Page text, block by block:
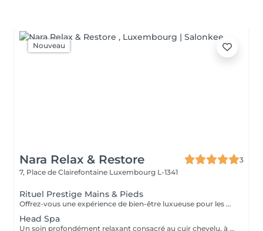
Nouveau
Nara Relax & Restore
3
7, Place de Clairefontaine Luxembourg L-1341
Rituel Prestige Mains & Pieds
Offrez-vous une expérience de bien-être luxueuse pour les mains et les pieds, conçue pour laisser votre peau douce, nourrie et parfaitement revitalisée. Soin des Pieds (45 min) Bain de Pieds Gommage des Pieds Massage des Pieds Soin à la Paraffine Chaude Soin des Mains (30 min) Gommage des Mains Massage des Mains Soin à la Paraffine Chaude Ce soin associe exfoliation, massage et chaleur apaisante de la paraffine pour adoucir la peau, favoriser la détente et procurer une sensation durable de confort aux mains et aux pieds.
Head Spa
Un soin profondément relaxant consacré au cuir chevelu, à la tête, à la nuque et au bien-être général. Des techniques de massage douces aident à soulager les tensions, stimuler la circulation et procurer une agréable sensation de détente tout en prenant soin du cuir chevelu et des cheveux. Le soin comprend un massage relaxant du cuir chevelu, un shampooing et un séchage des cheveux. Idéal pour réduire le stress, relâcher les tensions et profiter d'un véritable moment de détente.